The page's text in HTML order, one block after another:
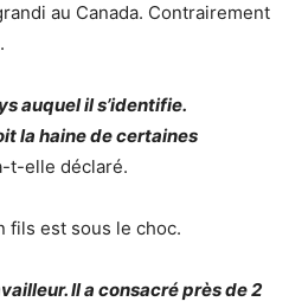
au Canada. Contrairement
auquel il s’identifie.
la haine de certaines
t-elle déclaré.
fils est sous le choc.
Il a consacré près de 2